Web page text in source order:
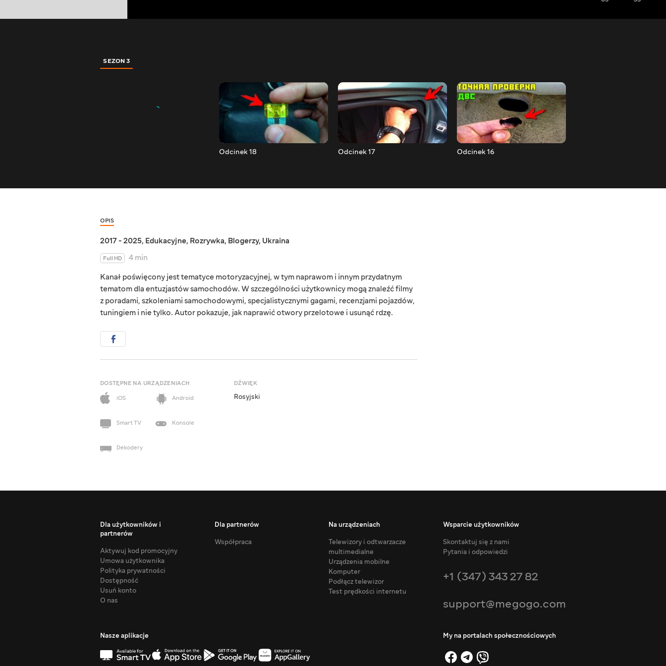
SEZON 3
Odcinek 18 Odcinek 17 Odcinek 16
OPIS
2017 - 2025, Edukacyjne, Rozrywka, Blogerzy, Ukraina
Full HD
4 min
Kanał poświęcony jest tematyce motoryzacyjnej, w tym naprawom i innym przydatnym
tematom dla entuzjastów samochodów. W szczególności użytkownicy mogą znaleźć filmy
z poradami, szkoleniami samochodowymi, specjalistycznymi gagami, recenzjami pojazdów,
tuningiem i nie tylko. Autor pokazuje, jak naprawić otwory przelotowe i usunąć rdzę.
DOSTĘPNE NA URZĄDZENIACH
iOS
Android
Smart TV Konsole
Dekodery
DŹWIĘK
Rosyjski
Dla użytkowników i
partnerów
Aktywuj kod promocyjny
Umowa użytkownika
Polityka prywatności
Dostępność
Usuń konto
O nas
Dla partnerów
Współpraca
Na urządzeniach
Telewizory i odtwarzacze
multimedialne
Urządzenia mobilne
Komputer
Podłącz telewizor
Test prędkości internetu
Wsparcie użytkowników
Skontaktuj się z nami
Pytania i odpowiedzi
+1 (347) 343 27 82
support@megogo.com
Nasze aplikacje My na portalach społecznościowych